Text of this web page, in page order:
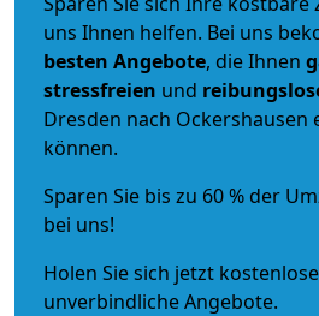
uns Ihnen helfen. Bei uns
besten Angebote, die Ihnen
stressfreien und
Dresden nach Ockershausen
können.
Sparen Sie bis zu 60 % der
bei uns!
Holen Sie sich jetzt
unverbindliche Angebote.